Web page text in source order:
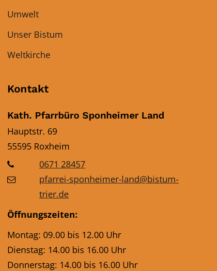
Umwelt
Unser Bistum
Weltkirche
Kontakt
Kath. Pfarrbüro Sponheimer Land
Hauptstr. 69
55595 Roxheim
0671 28457
pfarrei-sponheimer-land@bistum-
trier.de
Öffnungszeiten:
Montag: 09.00 bis 12.00 Uhr
Dienstag: 14.00 bis 16.00 Uhr
Donnerstag: 14.00 bis 16.00 Uhr